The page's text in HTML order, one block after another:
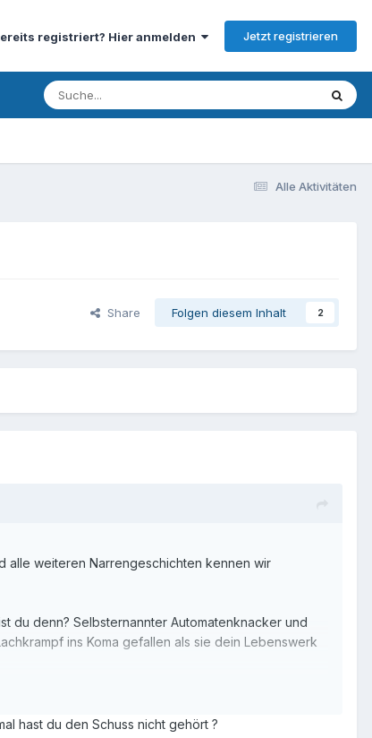
registriert? Hier anmelden Jetzt registrieren
Alle Aktivitäten
Share Folgen diesem Inhalt 2
alle weiteren Narrengeschichten kennen wir
du denn? Selbsternannter Automatenknacker und
ins Koma gefallen als sie dein Lebenswerk
hast du den Schuss nicht gehört ?